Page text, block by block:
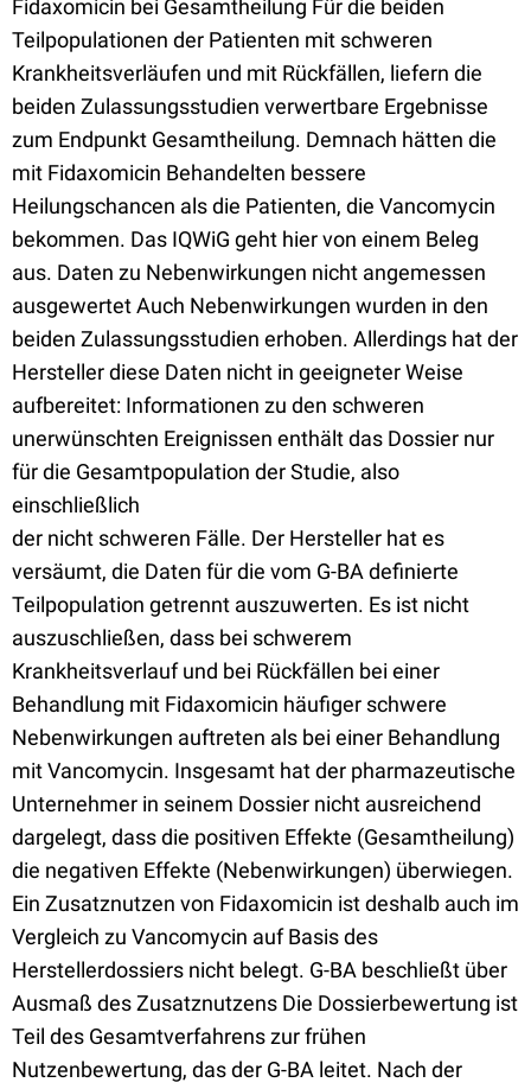
Fidaxomicin bei Gesamtheilung Für die beiden
Teilpopulationen der Patienten mit schweren
Krankheitsverläufen und mit Rückfällen, liefern die
beiden Zulassungsstudien verwertbare Ergebnisse
zum Endpunkt Gesamtheilung. Demnach hätten die
mit Fidaxomicin Behandelten bessere
Heilungschancen als die Patienten, die Vancomycin
bekommen. Das IQWiG geht hier von einem Beleg
aus. Daten zu Nebenwirkungen nicht angemessen
ausgewertet Auch Nebenwirkungen wurden in den
beiden Zulassungsstudien erhoben. Allerdings hat der
Hersteller diese Daten nicht in geeigneter Weise
aufbereitet: Informationen zu den schweren
unerwünschten Ereignissen enthält das Dossier nur
für die Gesamtpopulation der Studie, also
einschließlich
der nicht schweren Fälle. Der Hersteller hat es
versäumt, die Daten für die vom G-BA definierte
Teilpopulation getrennt auszuwerten. Es ist nicht
auszuschließen, dass bei schwerem
Krankheitsverlauf und bei Rückfällen bei einer
Behandlung mit Fidaxomicin häufiger schwere
Nebenwirkungen auftreten als bei einer Behandlung
mit Vancomycin. Insgesamt hat der pharmazeutische
Unternehmer in seinem Dossier nicht ausreichend
dargelegt, dass die positiven Effekte (Gesamtheilung)
die negativen Effekte (Nebenwirkungen) überwiegen.
Ein Zusatznutzen von Fidaxomicin ist deshalb auch im
Vergleich zu Vancomycin auf Basis des
Herstellerdossiers nicht belegt. G-BA beschließt über
Ausmaß des Zusatznutzens Die Dossierbewertung ist
Teil des Gesamtverfahrens zur frühen
Nutzenbewertung, das der G-BA leitet. Nach der